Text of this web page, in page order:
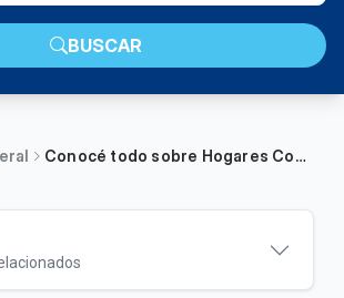
BUSCAR
Conocé todo sobre Hogares Conectados